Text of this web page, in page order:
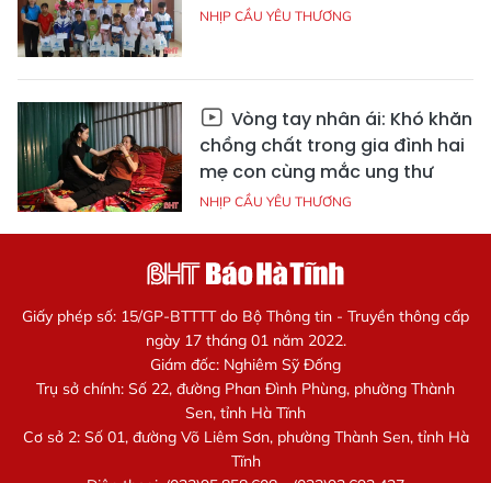
NHỊP CẦU YÊU THƯƠNG
Vòng tay nhân ái: Khó khăn
chồng chất trong gia đình hai
mẹ con cùng mắc ung thư
NHỊP CẦU YÊU THƯƠNG
Giấy phép số: 15/GP-BTTTT do Bộ Thông tin - Truyền thông cấp
ngày 17 tháng 01 năm 2022.
Giám đốc: Nghiêm Sỹ Đống
Trụ sở chính: Số 22, đường Phan Đình Phùng, phường Thành
Sen, tỉnh Hà Tĩnh
Cơ sở 2: Số 01, đường Võ Liêm Sơn, phường Thành Sen, tỉnh Hà
Tĩnh